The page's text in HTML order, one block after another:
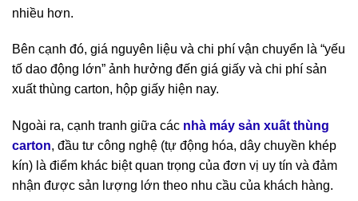
nhiều hơn.
Bên cạnh đó, giá nguyên liệu và chi phí vận chuyển là “yếu
tố dao động lớn” ảnh hưởng đến giá giấy và chi phí sản
xuất thùng carton, hộp giấy hiện nay.
Ngoài ra, cạnh tranh giữa các nhà máy sản xuất thùng
carton, đầu tư công nghệ (tự động hóa, dây chuyền khép
kín) là điểm khác biệt quan trọng của đơn vị uy tín và đảm
nhận được sản lượng lớn theo nhu cầu của khách hàng.